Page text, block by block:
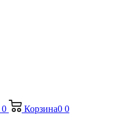
0 Корзина0 0